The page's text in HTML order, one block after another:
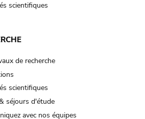
scientifiques
de recherche
scientifiques
séjours d'étude
avec nos équipes